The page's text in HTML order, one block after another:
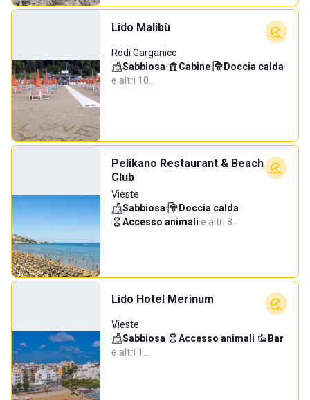
Lido Malibù
Rodi Garganico
Sabbiosa· Cabine· Doccia calda·
e altri 10…
Pelikano Restaurant & Beach
Club
Vieste
Sabbiosa· Doccia calda·
Accesso animali·e altri 8…
Lido Hotel Merinum
Vieste
Sabbiosa· Accesso animali· Bar·
e altri 1…